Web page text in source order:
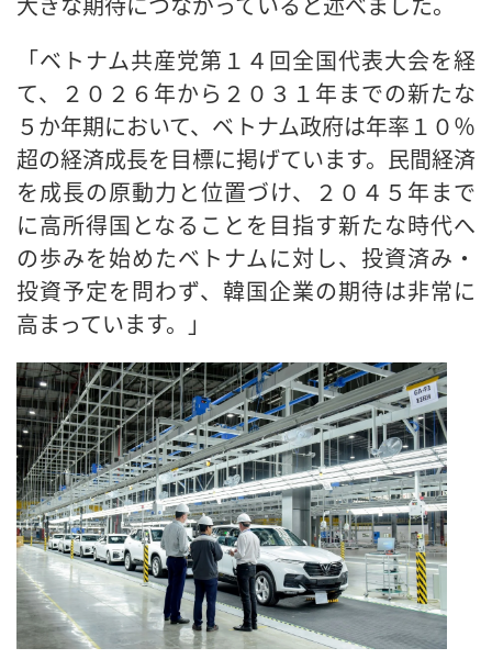
「ベトナム共産党第１４回全国代表大会を経
て、２０２６年から２０３１年までの新たな
５か年期において、ベトナム政府は年率１０％
超の経済成長を目標に掲げています。民間経済
を成長の原動力と位置づけ、２０４５年まで
に高所得国となることを目指す新たな時代へ
の歩みを始めたベトナムに対し、投資済み・
投資予定を問わず、韓国企業の期待は非常に
高まっています。」